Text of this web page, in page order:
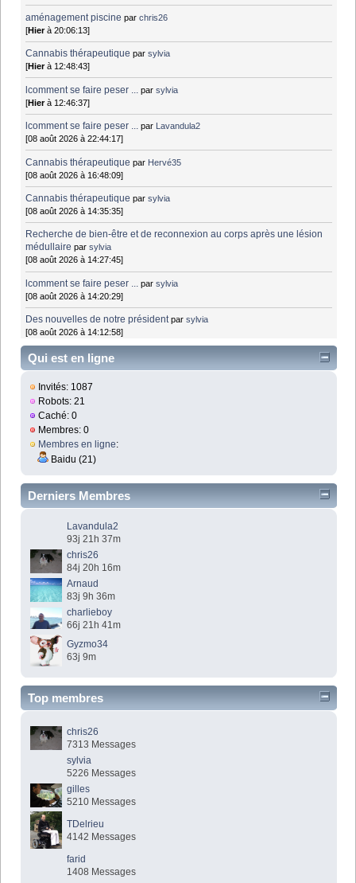
aménagement piscine parchris26
[Hierà 20:06:13]
Cannabis thérapeutique parsylvia
[Hierà 12:48:43]
lcomment se faire peser ... parsylvia
[Hierà 12:46:37]
lcomment se faire peser ... par Lavandula2
[08 août 2026 à 22:44:17]
Cannabis thérapeutique par Hervé35
[08 août 2026 à 16:48:09]
Cannabis thérapeutique parsylvia
[08 août 2026 à 14:35:35]
Recherche de bien-être et de reconnexion au corps après une lésion
médullaire parsylvia
[08 août 2026 à 14:27:45]
lcomment se faire peser ... parsylvia
[08 août 2026 à 14:20:29]
Des nouvelles de notre président parsylvia
[08 août 2026 à 14:12:58]
Qui est en ligne
Invités: 1087
Robots: 21
Caché: 0
Membres: 0
Membres en ligne:
Baidu (21)
Derniers Membres
Lavandula2
93j 21h 37m
chris26
84j 20h 16m
Arnaud
83j 9h 36m
charlieboy
66j 21h 41m
Gyzmo34
63j 9m
Top membres
chris26
7313 Messages
sylvia
5226 Messages
gilles
5210 Messages
TDelrieu
4142 Messages
farid
1408 Messages